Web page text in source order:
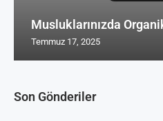
Son Gönderiler
Musluklarınızda
Temmuz 17, 2025